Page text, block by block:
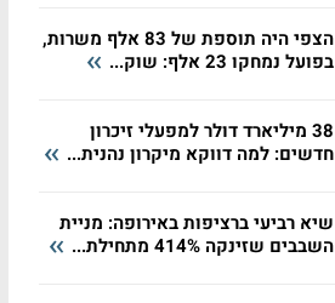
הצפי היה תוספת של 83 אלף משרות,
בפועל נמחקו 23 אלף: שוק...
38 מיליארד דולר למפעלי זיכרון
חדשים: למה דווקא מיקרון נהנית...
שיא רביעי ברציפות באירופה: מניית
השבבים שזינקה 414% מתחילת...